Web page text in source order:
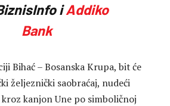
iAddiko
Bank
Bihać – Bosanska Krupa, bit će
željeznički saobraćaj, nudeći
kanjon Une po simboličnoj